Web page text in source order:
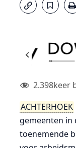
2.398keer
ACHTERHOEK
gemeenten in
toenemende